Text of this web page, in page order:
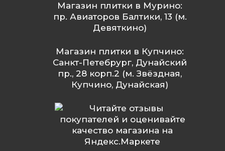
Магазин плитки в Мурино:
пр. Авиаторов Балтики, 13 (м.
Девяткино)
Магазин плитки в Купчино:
Санкт-Петебрург, Дунайский
пр., 28 корп.2 (м. Звёздная,
Купчино, Дунайская)